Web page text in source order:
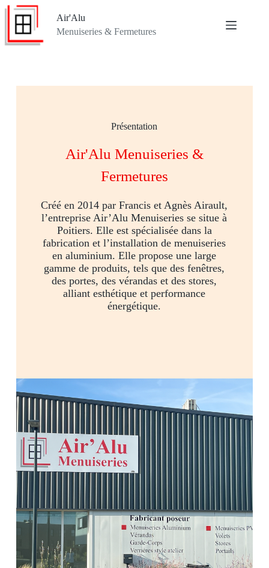
Air'Alu
Menuiseries & Fermetures
Présentation
Air'Alu Menuiseries &
Fermetures
Créé en 2014 par Francis et Agnès Airault,
l’entreprise Air’Alu Menuiseries se situe à
Poitiers. Elle est spécialisée dans la
fabrication et l’installation de menuiseries
en aluminium. Elle propose une large
gamme de produits, tels que des fenêtres,
des portes, des vérandas et des stores,
alliant esthétique et performance
énergétique.